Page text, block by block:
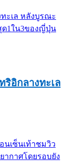
ริอิกลางทะเล